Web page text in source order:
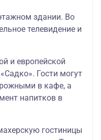
здании. Во
телевидение и
и европейской
Гости могут
в кафе, а
напитков в
гостиницы